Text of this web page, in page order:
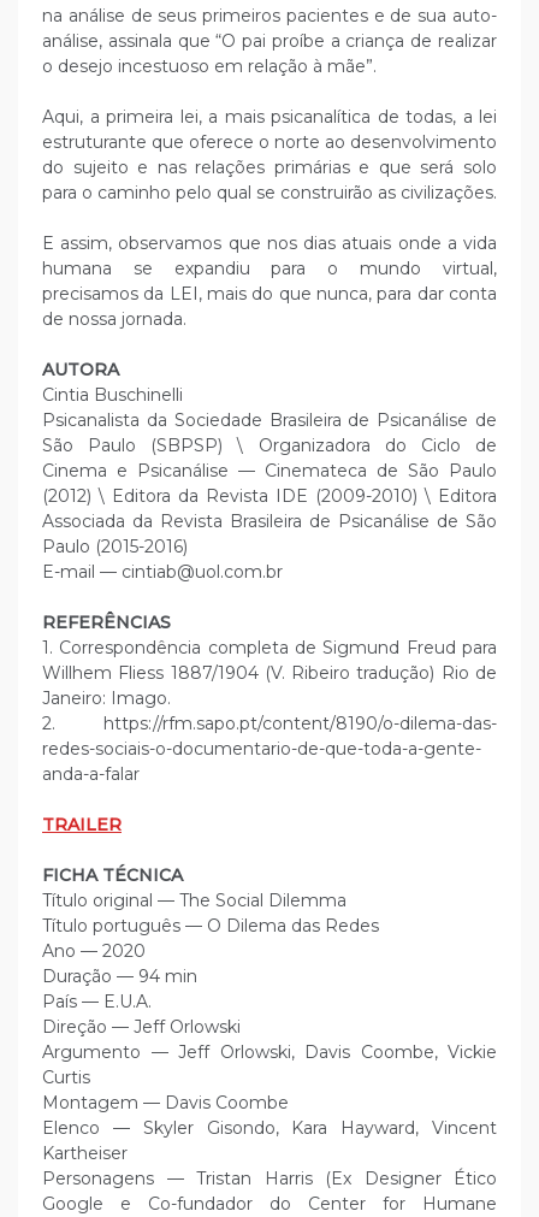
na análise de seus primeiros pacientes e de sua auto-
análise, assinala que “O pai proíbe a criança de realizar
o desejo incestuoso em relação à mãe”.
Aqui, a primeira lei, a mais psicanalítica de todas, a lei
estruturante que oferece o norte ao desenvolvimento
do sujeito e nas relações primárias e que será solo
para o caminho pelo qual se construirão as civilizações.
E assim, observamos que nos dias atuais onde a vida
humana se expandiu para o mundo virtual,
precisamos da LEI, mais do que nunca, para dar conta
de nossa jornada.
AUTORA
Cintia Buschinelli
Psicanalista da Sociedade Brasileira de Psicanálise de
São Paulo (SBPSP) \ Organizadora do Ciclo de
Cinema e Psicanálise — Cinemateca de São Paulo
(2012) \ Editora da Revista IDE (2009-2010) \ Editora
Associada da Revista Brasileira de Psicanálise de São
Paulo (2015-2016)
E-mail — cintiab@uol.com.br
REFERÊNCIAS
1. Correspondência completa de Sigmund Freud para
Willhem Fliess 1887/1904 (V. Ribeiro tradução) Rio de
Janeiro: Imago.
2. https://rfm.sapo.pt/content/8190/o-dilema-das-
redes-sociais-o-documentario-de-que-toda-a-gente-
anda-a-falar
TRAILER
FICHA TÉCNICA
Título original — The Social Dilemma
Título português — O Dilema das Redes
Ano — 2020
Duração — 94 min
País — E.U.A.
Direção — Jeff Orlowski
Argumento — Jeff Orlowski, Davis Coombe, Vickie
Curtis
Montagem — Davis Coombe
Elenco — Skyler Gisondo, Kara Hayward, Vincent
Kartheiser
Personagens — Tristan Harris (Ex Designer Ético
Google e Co-fundador do Center for Humane